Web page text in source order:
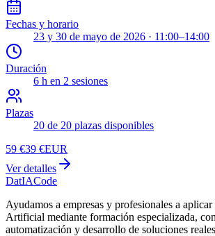
Fechas y horario
23 y 30 de mayo de 2026 · 11:00–14:00
Duración
6 h en 2 sesiones
Plazas
20 de 20 plazas disponibles
59 €39 €EUR
Ver detalles
DatIACode
Ayudamos a empresas y profesionales a
Artificial mediante formación especializada,
automatización y desarrollo de soluciones